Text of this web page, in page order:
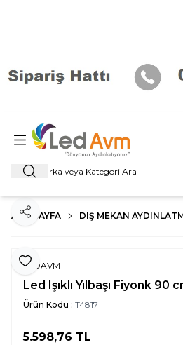
Ara
ANA SAYFA DIŞ MEKAN
Favoriye Ekle
Paylaş
LEDAVM
Led Işıklı Yılbaşı Fiyonk 90
Ürün Kodu : T4817
5.598,76 TL